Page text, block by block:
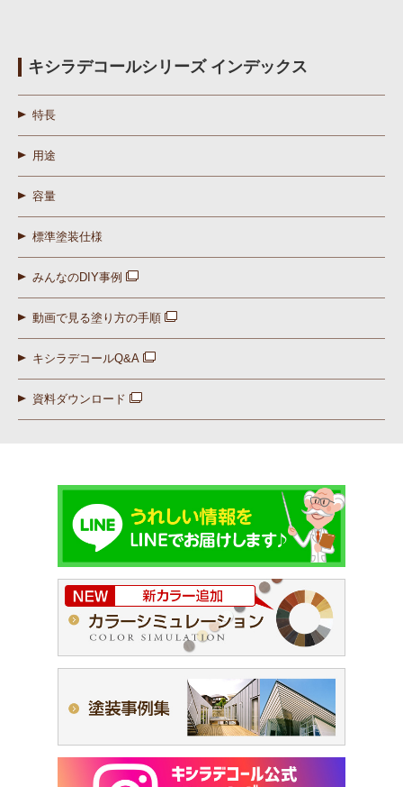
キシラデコールシリーズ インデックス
特長
用途
容量
標準塗装仕様
みんなのDIY事例
動画で見る塗り方の手順
キシラデコールQ&A
資料ダウンロード